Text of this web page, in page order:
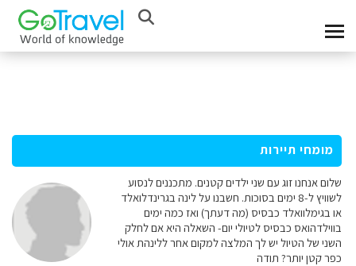
מומחי תיירות
שלום אנחנו זוג עם שני ילדים קטנים. מתכננים לנסוע
לשוויץ ל-8 ימים בסוכות. חשבנו על לינה בגרינדלואלד
או בגימלוואלד כבסיס (מה דעתך) ואז כמה ימים
בווילדהואס כבסיס לטיולי יום- השאלה היא אם לחלק
השני של הטיול יש לך המלצה למקום אחר ללינהת אולי
כפר קטן יותר? תודה